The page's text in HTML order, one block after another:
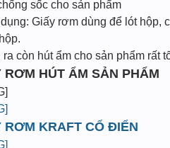
sốc cho sản phẩm
Giấy rơm dùng để lót hộp,
ra còn hút ẩm cho sản phẩm rất
RƠM HÚT ẨM SẢN PHẨM
RƠM KRAFT CỔ ĐIỂN